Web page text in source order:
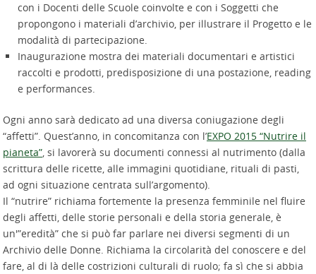
con i Docenti delle Scuole coinvolte e con i Soggetti che
propongono i materiali d’archivio, per illustrare il Progetto e le
modalità di partecipazione.
Inaugurazione mostra dei materiali documentari e artistici
raccolti e prodotti, predisposizione di una postazione, reading
e performances.
Ogni anno sarà dedicato ad una diversa coniugazione degli
“affetti”. Quest’anno, in concomitanza con l’EXPO 2015 “Nutrire il
pianeta”, si lavorerà su documenti connessi al nutrimento (dalla
scrittura delle ricette, alle immagini quotidiane, rituali di pasti,
ad ogni situazione centrata sull’argomento).
Il “nutrire” richiama fortemente la presenza femminile nel fluire
degli affetti, delle storie personali e della storia generale, è
un'”eredità” che si può far parlare nei diversi segmenti di un
Archivio delle Donne. Richiama la circolarità del conoscere e del
fare, al di là delle costrizioni culturali di ruolo; fa sì che si abbia